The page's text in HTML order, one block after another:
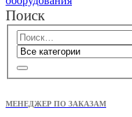
Поиск
МЕНЕДЖЕР ПО ЗАКАЗАМ